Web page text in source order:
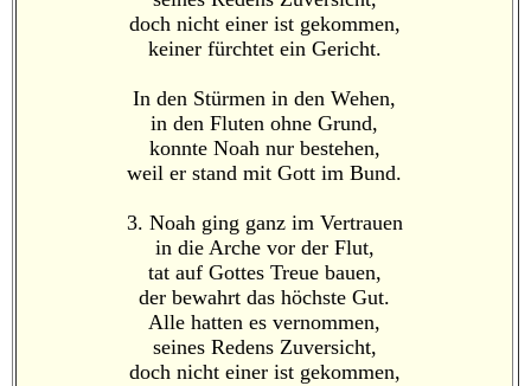
doch nicht einer ist gekommen,
keiner fürchtet ein Gericht.
In den Stürmen in den Wehen,
in den Fluten ohne Grund,
konnte Noah nur bestehen,
weil er stand mit Gott im Bund.
3. Noah ging ganz im Vertrauen
in die Arche vor der Flut,
tat auf Gottes Treue bauen,
der bewahrt das höchste Gut.
Alle hatten es vernommen,
seines Redens Zuversicht,
doch nicht einer ist gekommen,